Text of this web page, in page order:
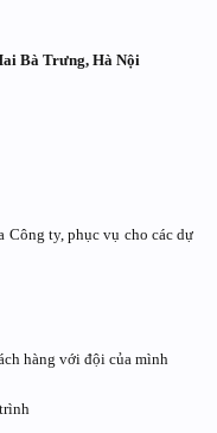
Bà Trưng, Hà Nội
Công ty, phục vụ cho các dự
hàng với đội của mình